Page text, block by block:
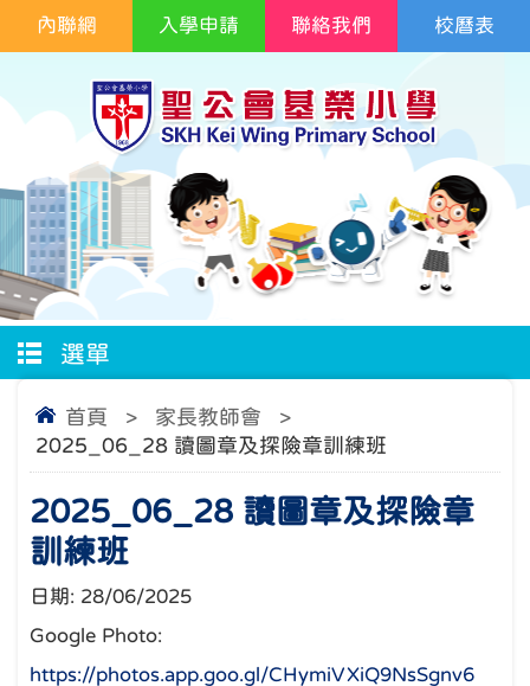
校曆表
內聯網 入學申請 聯絡我們
選單
首頁 > 家長教師會
>
2025_06_28 讀圖章及探險章訓練班
2025_06_28 讀圖章及探險章
訓練班
日期: 28/06/2025
Google Photo:
https://photos.app.goo.gl/CHymiVXiQ9NsSgnv6